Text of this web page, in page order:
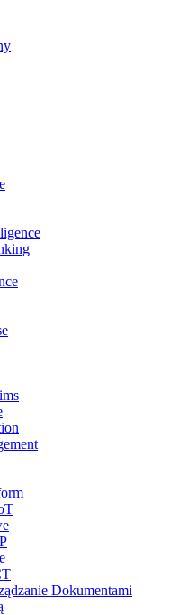
Dokumentami